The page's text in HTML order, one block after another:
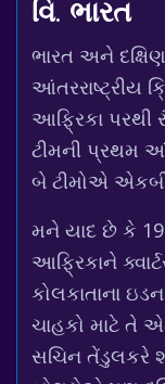
વિ. ભારત
ભારત અને
આંતરરાષ્ટ્રીય
આફ્રિકા પરથી
ટીમની પ્રથમ
બે ટીમોએ
મને યાદ છે કે
આફ્રિકાને
કોલકાતાના
ચાહકો માટે તે
સચિન તેંડુલકરે